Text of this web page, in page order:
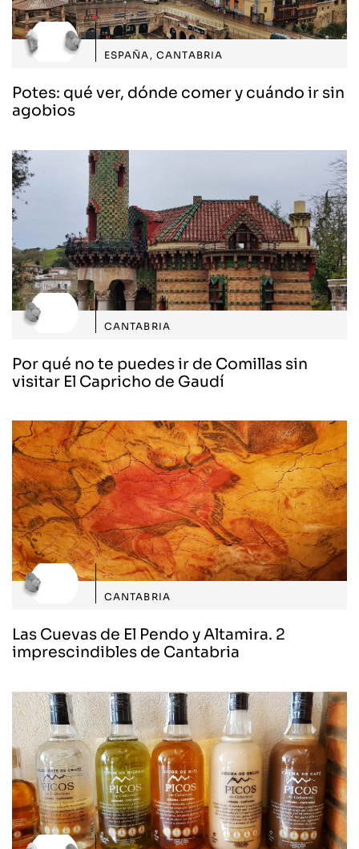
ESPAÑA , CANTABRIA
Potes: qué ver, dónde comer y cuándo ir sin
agobios
CANTABRIA
Por qué no te puedes ir de Comillas sin
visitar El Capricho de Gaudí
CANTABRIA
Las Cuevas de El Pendo y Altamira. 2
imprescindibles de Cantabria